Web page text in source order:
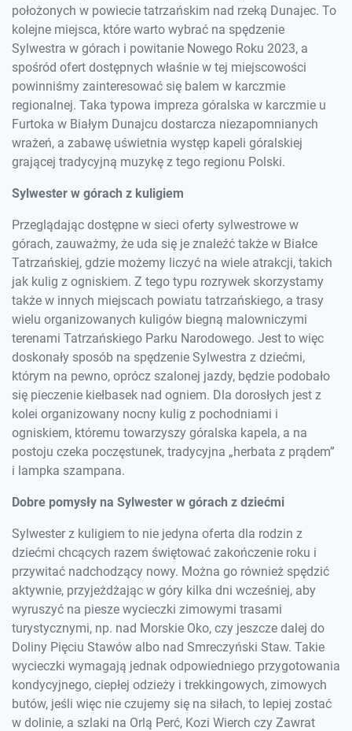
położonych w powiecie tatrzańskim nad rzeką Dunajec. To
kolejne miejsca, które warto wybrać na spędzenie
Sylwestra w górach i powitanie Nowego Roku 2023, a
spośród ofert dostępnych właśnie w tej miejscowości
powinniśmy zainteresować się balem w karczmie
regionalnej. Taka typowa impreza góralska w karczmie u
Furtoka w Białym Dunajcu dostarcza niezapomnianych
wrażeń, a zabawę uświetnia występ kapeli góralskiej
grającej tradycyjną muzykę z tego regionu Polski.
Sylwester w górach z kuligiem
Przeglądając dostępne w sieci oferty sylwestrowe w
górach, zauważmy, że uda się je znaleźć także w Białce
Tatrzańskiej, gdzie możemy liczyć na wiele atrakcji, takich
jak kulig z ogniskiem. Z tego typu rozrywek skorzystamy
także w innych miejscach powiatu tatrzańskiego, a trasy
wielu organizowanych kuligów biegną malowniczymi
terenami Tatrzańskiego Parku Narodowego. Jest to więc
doskonały sposób na spędzenie Sylwestra z dziećmi,
którym na pewno, oprócz szalonej jazdy, będzie podobało
się pieczenie kiełbasek nad ogniem. Dla dorosłych jest z
kolei organizowany nocny kulig z pochodniami i
ogniskiem, któremu towarzyszy góralska kapela, a na
postoju czeka poczęstunek, tradycyjna „herbata z prądem”
i lampka szampana.
Dobre pomysły na Sylwester w górach z dziećmi
Sylwester z kuligiem to nie jedyna oferta dla rodzin z
dziećmi chcących razem świętować zakończenie roku i
przywitać nadchodzący nowy. Można go również spędzić
aktywnie, przyjeżdżając w góry kilka dni wcześniej, aby
wyruszyć na piesze wycieczki zimowymi trasami
turystycznymi, np. nad Morskie Oko, czy jeszcze dalej do
Doliny Pięciu Stawów albo nad Smreczyński Staw. Takie
wycieczki wymagają jednak odpowiedniego przygotowania
kondycyjnego, ciepłej odzieży i trekkingowych, zimowych
butów, jeśli więc nie czujemy się na siłach, to lepiej zostać
w dolinie, a szlaki na Orlą Perć, Kozi Wierch czy Zawrat